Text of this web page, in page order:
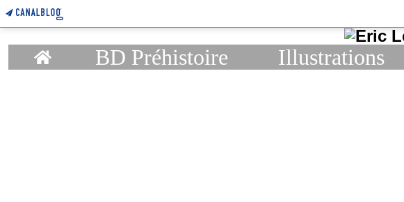
Home BD Préhistoire Illustrations